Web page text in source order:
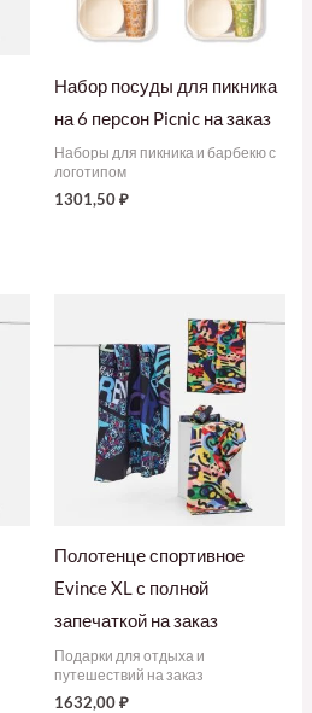
Набор посуды для пикника
на 6 персон Picnic на заказ
Наборы для пикника и барбекю с
логотипом
1301,50₽
Полотенце спортивное
Evince XL с полной
запечаткой на заказ
Подарки для отдыха и
путешествий на заказ
1632,00₽